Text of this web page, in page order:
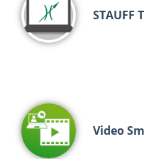
STAUFF
Video